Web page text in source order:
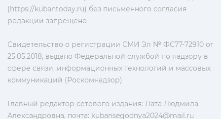
(https://kubantoday.ru) без письменного согласия
редакции запрещено
Свидетельство о регистрации СМИ Эл № ФС77-72910 от
25.05.2018, выдано Федеральной службой по надзору в
сфере связи, информационных технологий и массовых
коммуникаций (Роскомнадзор)
Главный редактор сетевого издания: Лата Людмила
Александровна, почта: kubansegodnya2024@mail.ru